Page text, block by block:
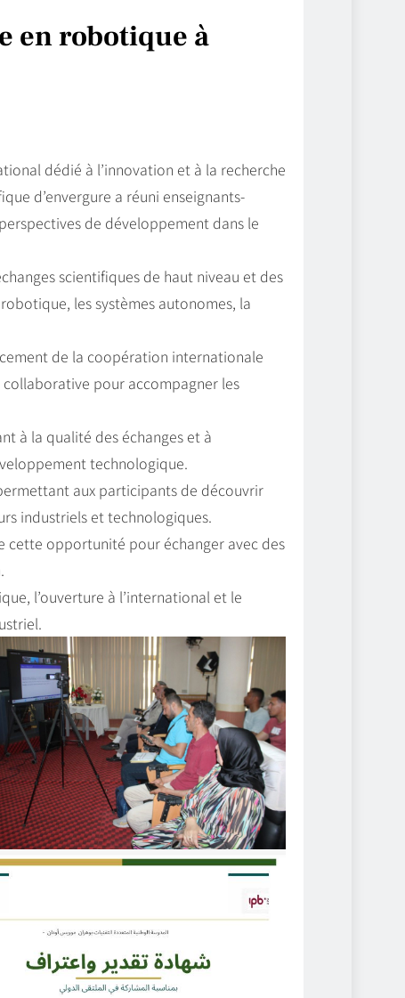
en robotique à
dédié à l’innovation et à la recherche
d’envergure a réuni enseignants-
de développement dans le
scientifiques de haut niveau et des
les systèmes autonomes, la
de la coopération internationale
pour accompagner les
à la qualité des échanges et à
technologique.
aux participants de découvrir
industriels et technologiques.
cette opportunité pour échanger avec des
l’ouverture à l’international et le